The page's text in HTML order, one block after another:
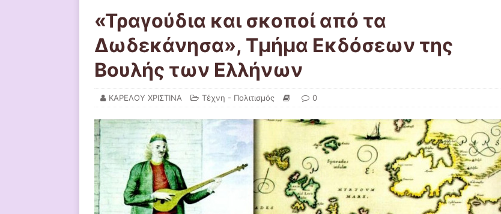
«Τραγούδια και σκοποί από τα
Δωδεκάνησα», Τμήμα Εκδόσεων της
Βουλής των Ελλήνων
ΚΑΡΕΛΟΥ ΧΡΙΣΤΙΝΑ Τέχνη - Πολιτισμός 0